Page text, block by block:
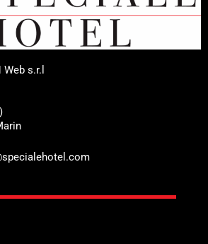
s.r.l